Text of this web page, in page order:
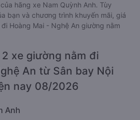
hãng xe Nam Quỳnh Anh. Tùy
bạn và chương trình khuyến mãi, giá
Hoàng Mai - Nghệ An giường nằm
2 xe giường nằm đi
An từ Sân bay Nội
nay 08/2026
Anh